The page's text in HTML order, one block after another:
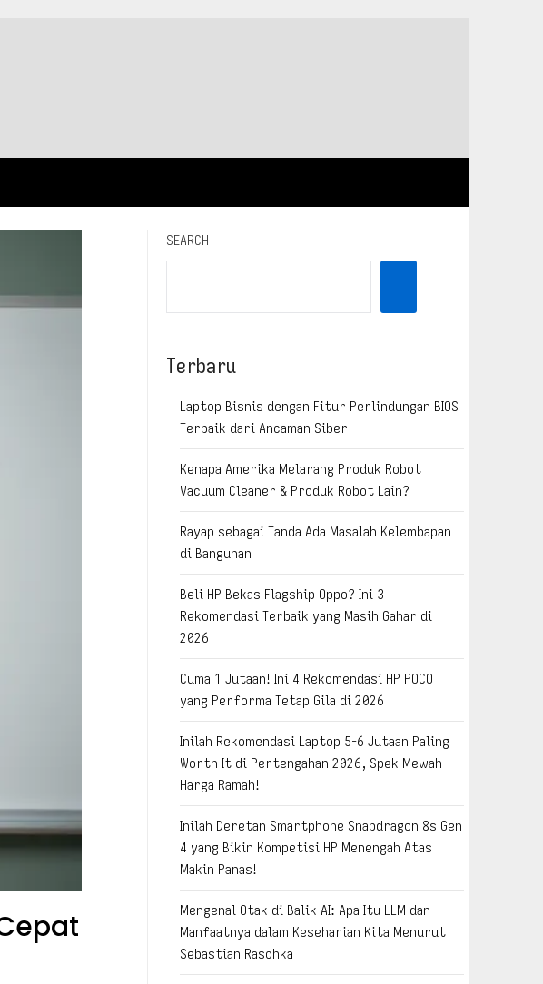
SEARCH
Terbaru
Laptop Bisnis dengan Fitur Perlindungan BIOS
Terbaik dari Ancaman Siber
Kenapa Amerika Melarang Produk Robot
Vacuum Cleaner & Produk Robot Lain?
Rayap sebagai Tanda Ada Masalah Kelembapan
di Bangunan
Beli HP Bekas Flagship Oppo? Ini 3
Rekomendasi Terbaik yang Masih Gahar di
2026
Cuma 1 Jutaan! Ini 4 Rekomendasi HP POCO
yang Performa Tetap Gila di 2026
Inilah Rekomendasi Laptop 5-6 Jutaan Paling
Worth It di Pertengahan 2026, Spek Mewah
Harga Ramah!
Inilah Deretan Smartphone Snapdragon 8s Gen
4 yang Bikin Kompetisi HP Menengah Atas
Makin Panas!
Mengenal Otak di Balik AI: Apa Itu LLM dan
Manfaatnya dalam Keseharian Kita Menurut
Sebastian Raschka